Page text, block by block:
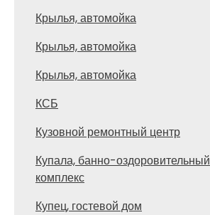
Крылья, автомойка
Крылья, автомойка
Крылья, автомойка
КСБ
Кузовной ремонтный центр
Купала, банно-оздоровительный
комплекс
Купец, гостевой дом